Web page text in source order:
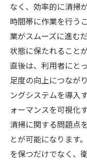
なく、効率的に清掃
時間帯に作業を行う
業がスムーズに進む
状態に保たれること
直後は、利用者にと
足度の向上につなが
ングシステムを導入
ォーマンスを可視化
清掃に関する問題点
とが可能になります
を保つだけでなく、